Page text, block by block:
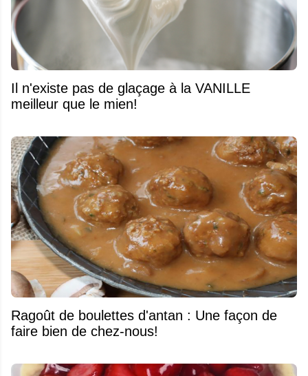
Il n'existe pas de glaçage à la VANILLE
meilleur que le mien!
Ragoût de boulettes d'antan : Une façon de
faire bien de chez-nous!